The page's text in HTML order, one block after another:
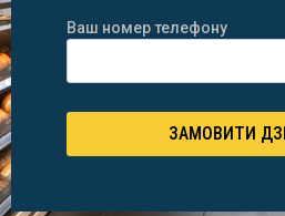
Ваш номер телефону
ЗАМОВИТИ